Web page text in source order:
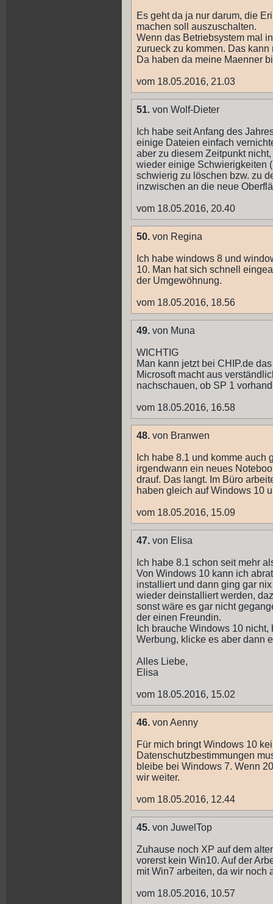
Es geht da ja nur darum, die
machen soll auszuschalten.
Wenn das Betriebsystem mal
zurueck zu kommen. Das
Da haben da meine Maenner
vom 18.05.2016, 21.03
51. von Wolf-Dieter
Ich habe seit Anfang des
einige Dateien einfach
aber zu diesem Zeitpunkt
wieder einige Schwierigkeiten
schwierig zu löschen bzw. zu
inzwischen an die neue
vom 18.05.2016, 20.40
50. von Regina
Ich habe windows 8 und
10. Man hat sich schnell
der Umgewöhnung.
vom 18.05.2016, 18.56
49. von Muna
WICHTIG
Man kann jetzt bei CHIP.de
Microsoft macht aus
nachschauen, ob SP 1
vom 18.05.2016, 16.58
48. von Branwen
Ich habe 8.1 und komme auch
irgendwann ein neues
drauf. Das langt. Im Büro
haben gleich auf Windows 10
vom 18.05.2016, 15.09
47. von Elisa
Ich habe 8.1 schon seit mehr
Von Windows 10 kann ich
installiert und dann ging gar
wieder deinstalliert werden,
sonst wäre es gar nicht
der einen Freundin.
Ich brauche Windows 10
Werbung, klicke es aber dann
Alles Liebe,
Elisa
vom 18.05.2016, 15.02
46. von Aenny
Für mich bringt Windows 10
Datenschutzbestimmungen
bleibe bei Windows 7. Wenn
wir weiter.
vom 18.05.2016, 12.44
45. von JuwelTop
Zuhause noch XP auf dem
vorerst kein Win10. Auf der
mit Win7 arbeiten, da wir noch
vom 18.05.2016, 10.57